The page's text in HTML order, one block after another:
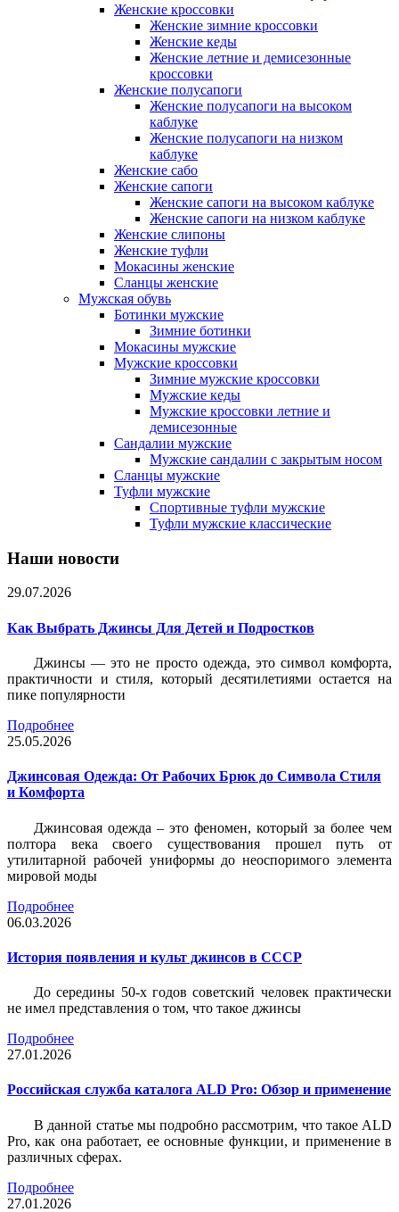
Женские кроссовки
Женские зимние кроссовки
Женские кеды
Женские летние и демисезонные
кроссовки
Женские полусапоги
Женские полусапоги на высоком
каблуке
Женские полусапоги на низком
каблуке
Женские сабо
Женские сапоги
Женские сапоги на высоком каблуке
Женские сапоги на низком каблуке
Женские слипоны
Женские туфли
Мокасины женские
Сланцы женские
Мужская обувь
Ботинки мужские
Зимние ботинки
Мокасины мужские
Мужские кроссовки
Зимние мужские кроссовки
Мужские кеды
Мужские кроссовки летние и
демисезонные
Сандалии мужские
Мужские сандалии с закрытым носом
Сланцы мужские
Туфли мужские
Спортивные туфли мужские
Туфли мужские классические
Наши новости
29.07.2026
Как Выбрать Джинсы Для Детей и Подростков
Джинсы — это не просто одежда, это символ комфорта,
практичности и стиля, который десятилетиями остается на
пике популярности
Подробнее
25.05.2026
Джинсовая Одежда: От Рабочих Брюк до Символа Стиля
и Комфорта
Джинсовая одежда – это феномен, который за более чем
полтора века своего существования прошел путь от
утилитарной рабочей униформы до неоспоримого элемента
мировой моды
Подробнее
06.03.2026
История появления и культ джинсов в СССР
До середины 50-х годов советский человек практически
не имел представления о том, что такое джинсы
Подробнее
27.01.2026
Российская служба каталога ALD Pro: Обзор и применение
В данной статье мы подробно рассмотрим, что такое ALD
Pro, как она работает, ее основные функции, и применение в
различных сферах.
Подробнее
27.01.2026